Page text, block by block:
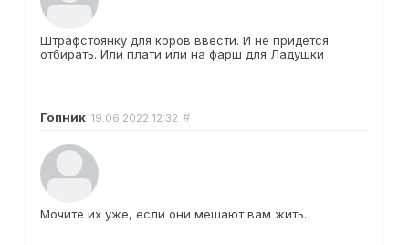
Штрафстоянку для коров ввести. И не придется
отбирать. Или плати или на фарш для Ладушки
Гопник 19.06.2022 12:32 #
Мочите их уже, если они мешают вам жить.